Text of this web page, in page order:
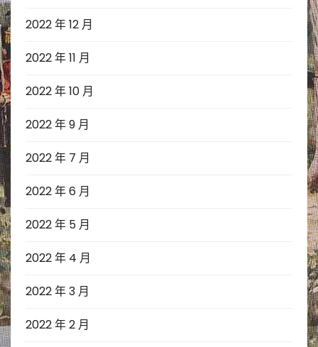
2022 年 12 月
2022 年 11 月
2022 年 10 月
2022 年 9 月
2022 年 7 月
2022 年 6 月
2022 年 5 月
2022 年 4 月
2022 年 3 月
2022 年 2 月